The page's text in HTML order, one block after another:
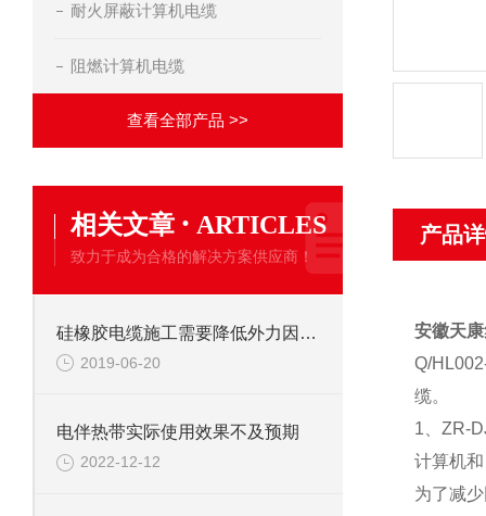
耐火屏蔽计算机电缆
阻燃计算机电缆
查看全部产品 >>
相关文章 · ARTICLES
致力于成为合格的解决方案供应商！
硅橡胶电缆施工需要降低外力因素影响
2019-06-20
电伴热带实际使用效果不及预期
2022-12-12
产品
安徽天
Q/
缆。
1、ZR-
计算机
为了减